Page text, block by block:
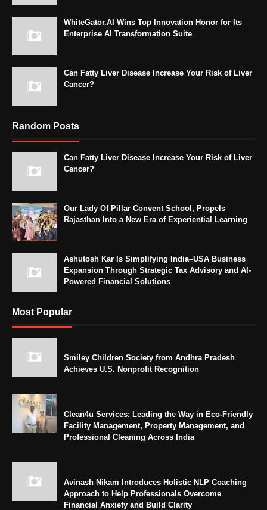
WhiteGator.AI Wins Top Innovation Honor for Its
Enterprise AI Transformation Suite
Can Fatty Liver Disease Increase Your Risk of Liver
Cancer?
Random Posts
Can Fatty Liver Disease Increase Your Risk of Liver
Cancer?
Our Lady Of Pillar Convent School, Propels
Rajasthan Into a New Era of Experiential Learning
Ashutosh Kar Is Simplifying India–USA Business
Expansion Through Strategic Tax Advisory and AI-
Powered Financial Solutions
Most Popular
Smiley Children Society from Andhra Pradesh
Achieves U.S. Nonprofit Recognition
Clean4u Services: Leading the Way in Eco-Friendly
Facility Management, Property Management, and
Professional Cleaning Across India
Avinash Nikam Introduces Holistic NLP Coaching
Approach to Help Professionals Overcome
Financial Anxiety and Build Clarity